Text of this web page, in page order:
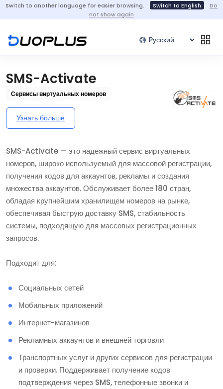
Switch to another language for easier browsing. Switch to English
Do
not show again
SMS-Activate
Сервисы виртуальных номеров
Узнать больше
SMS-Activate — это надежный сервис виртуальных
номеров, широко используемый для массовой регистрации,
получения кодов для аккаунтов, рекламы и создания
множества аккаунтов. Обслуживает более 180 стран,
обладая крупнейшим хранилищем номеров на рынке,
обеспечивая быструю доставку SMS, стабильность
системы, подходящую для массовых регистрационных
запросов.
Подходит для:
Социальных сетей
Мобильных приложений
Интернет-магазинов
Рекламных аккаунтов и внешней торговли
Транспортных услуг и других сервисов для регистрации
и проверки. Поддерживает получение кодов
подтверждения через SMS, телефонные звонки и